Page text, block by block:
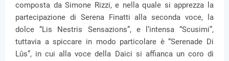
composta da Simone Rizzi, e nella quale si apprezza la
partecipazione di Serena Finatti alla seconda voce, la
dolce “Lis Nestris Sensazions”, e l’intensa “Scusimi”,
tuttavia a spiccare in modo particolare è “Serenade Di
Lȗs”, in cui alla voce della Daici si affianca un coro di